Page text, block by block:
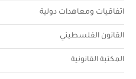
اتفاقيات ومعاهدات دولية
القانون الفلسطيني
المكتبة القانونية